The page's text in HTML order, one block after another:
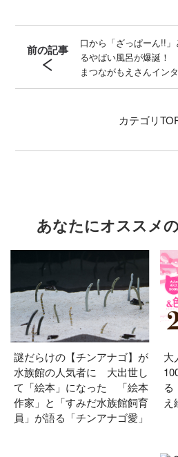
前の記事
口から「ざっぱーん!!
るやばい風呂が爆誕！
まつながもえさんイン
カテゴリ
あなたにオススメ
謎だらけの【チンアナゴ】が
水族館の人気者に 大出世し
て「絵本」になった 「絵本
作家」と「すみだ水族館飼育
員」が語る「チンアナゴ愛」
大
る
え